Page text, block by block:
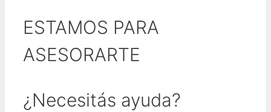
ESTAMOS PARA
ASESORARTE
¿Necesitás ayuda?